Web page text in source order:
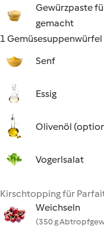
Gewürzpaste
gemacht
1 Gemüsesuppenwürfel
Senf
Essig
Olivenöl
Vogerlsalat
Kirschtopping für
Weichseln
(350 g